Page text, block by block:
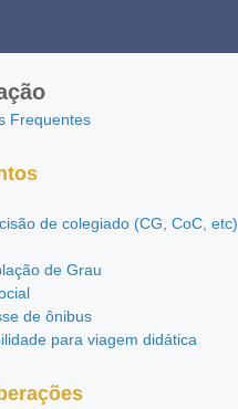
Frequentes
de colegiado (CG, CoC, etc)
de Grau
de ônibus
para viagem didática